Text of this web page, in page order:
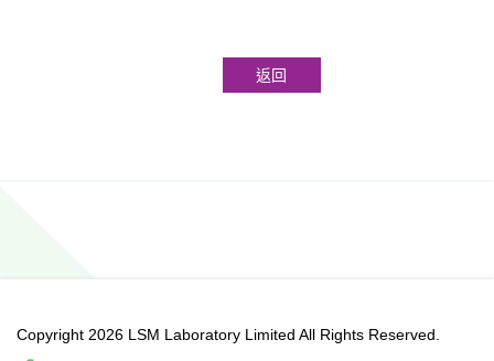
返回
Copyright 2026 LSM Laboratory Limited All Rights Reserved.